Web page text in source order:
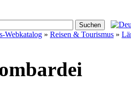
Webkatalog » Reisen & Tourismus »